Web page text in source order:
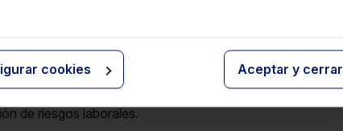
cookies Aceptar y cerrar
y de Seguridad Social en caso de contratas
de riesgos laborales.